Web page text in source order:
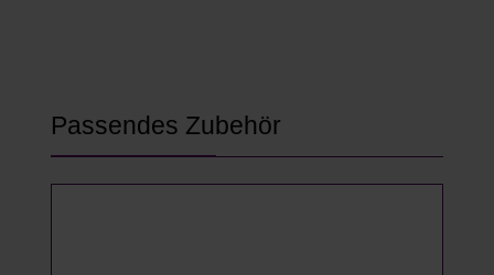
Produktgalerie überspringen
Passendes Zubehör